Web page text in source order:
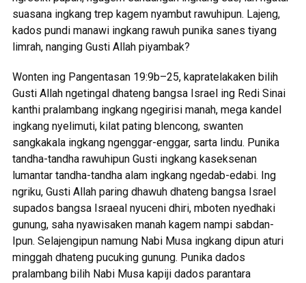
suasana ingkang trep kagem nyambut rawuhipun. Lajeng,
kados pundi manawi ingkang rawuh punika sanes tiyang
limrah, nanging Gusti Allah piyambak?
Wonten ing Pangentasan 19:9b–25, kapratelakaken bilih
Gusti Allah ngetingal dhateng bangsa Israel ing Redi Sinai
kanthi pralambang ingkang ngegirisi manah, mega kandel
ingkang nyelimuti, kilat pating blencong, swanten
sangkakala ingkang ngenggar-enggar, sarta lindu. Punika
tandha-tandha rawuhipun Gusti ingkang kaseksenan
lumantar tandha-tandha alam ingkang ngedab-edabi. Ing
ngriku, Gusti Allah paring dhawuh dhateng bangsa Israel
supados bangsa Israeal nyuceni dhiri, mboten nyedhaki
gunung, saha nyawisaken manah kagem nampi sabdan-
Ipun. Selajengipun namung Nabi Musa ingkang dipun aturi
minggah dhateng pucuking gunung. Punika dados
pralambang bilih Nabi Musa kapiji dados parantara